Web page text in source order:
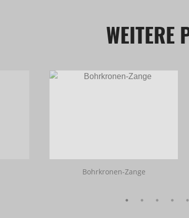
WEITERE
Bohrkronen-Zange